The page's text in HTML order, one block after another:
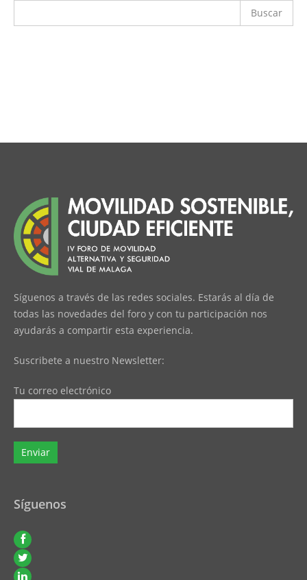
Síguenos a través de las redes sociales. Estarás al día de
todas las novedades del foro y con tu participación nos
ayudarás a compartir esta experiencia.
Suscribete a nuestro Newsletter:
Tu correo electrónico
Síguenos